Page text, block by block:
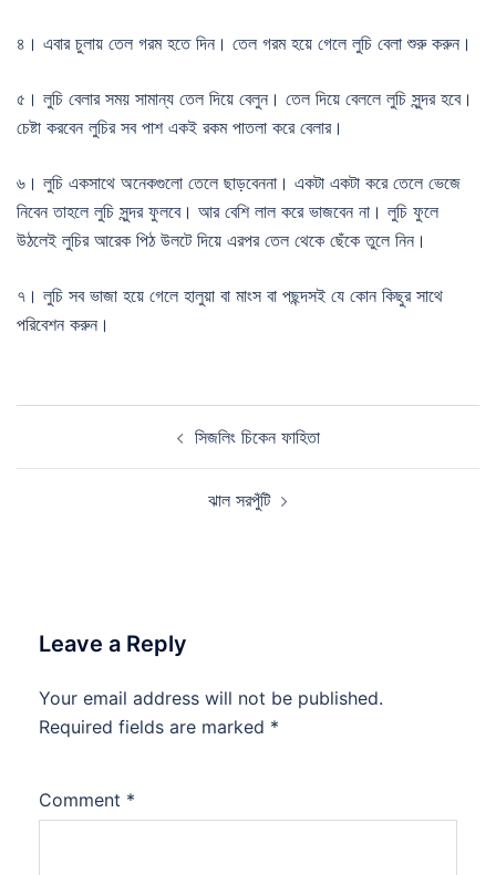
৪। এবার চুলায় তেল গরম হতে দিন। তেল গরম হয়ে গেলে লুচি বেলা শুরু করুন।
৫। লুচি বেলার সময় সামান্য তেল দিয়ে বেলুন। তেল দিয়ে বেললে লুচি সুন্দর হবে।
চেষ্টা করবেন লুচির সব পাশ একই রকম পাতলা করে বেলার।
৬। লুচি একসাথে অনেকগুলো তেলে ছাড়বেননা। একটা একটা করে তেলে ভেজে
নিবেন তাহলে লুচি সুন্দর ফুলবে। আর বেশি লাল করে ভাজবেন না। লুচি ফুলে
উঠলেই লুচির আরেক পিঠ উলটে দিয়ে এরপর তেল থেকে ছেঁকে তুলে নিন।
৭। লুচি সব ভাজা হয়ে গেলে হালুয়া বা মাংস বা পছন্দসই যে কোন কিছুর সাথে
পরিবেশন করুন।
সিজলিং চিকেন ফাহিতা
ঝাল সরপুঁটি
Leave a Reply
Your email address will not be published.
Required fields are marked *
Comment *